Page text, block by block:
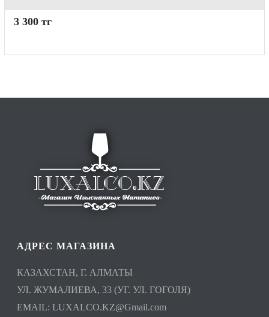
3 300 тг
АДРЕС МАГАЗИНА
КАЗАХСТАН, Г. АЛМАТЫ
УЛ. ЖУМАЛИЕВА, 33 (УГ. УЛ. ГОГОЛЯ)
EMAIL:LUXALCO.KZ@Gmail.com